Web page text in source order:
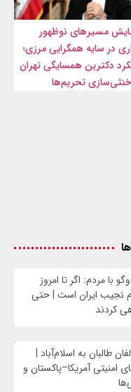
مسیرهای نوظهور
در سایه همگرایی مرزی؛
دکترین همسایگی تهران
تحریم‌ها
با مردم: اگر تا امروز
نجیب ایران است | حتی
کردند
طالبان به اسلام‌آباد |
امنیتی آمریکا–پاکستان و